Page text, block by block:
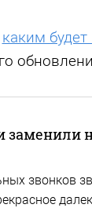
каким
заменили
звонков